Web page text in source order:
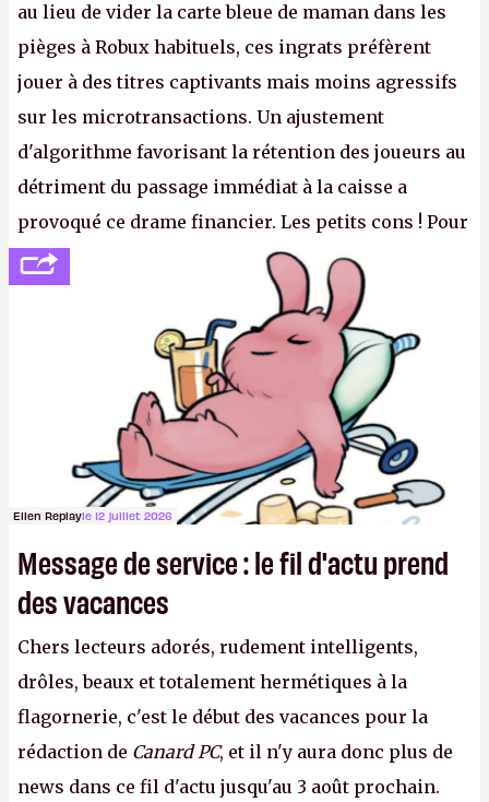
au lieu de vider la carte bleue de maman dans les
pièges à Robux habituels, ces ingrats préfèrent
jouer à des titres captivants mais moins agressifs
sur les microtransactions. Un ajustement
d'algorithme favorisant la rétention des joueurs au
détriment du passage immédiat à la caisse a
provoqué ce drame financier. Les petits cons ! Pour
se consoler, le PDG David Baszucki peut compter
sur le déblocage du jeu en Russie et l'explosion des
joueurs majeurs (+32 %). L'avenir appartient donc
aux adultes, qui ne sont jamais que des enfants
avec du pouvoir d'achat.P.
Ellen Replayle 12 juillet 2026
Message de service : le fil d'actu prend
des vacances
Chers lecteurs adorés, rudement intelligents,
drôles, beaux et totalement hermétiques à la
flagornerie, c'est le début des vacances pour la
rédaction de Canard PC, et il n'y aura donc plus de
news dans ce fil d'actu jusqu'au 3 août prochain.